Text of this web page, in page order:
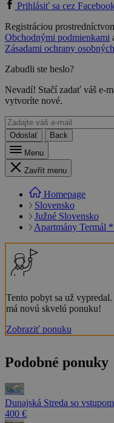
Prihlásiť sa cez
Registráciou
Obchodnými podmienkami
Zásadami ochrany
Zabudli ste heslo?
Nevadí! Stačí zadať váš e-
vytvoríte nové.
Odoslať
Back
Menu
Zavřít menu
Homepage
Slovensko
Južné Slovensko
Apartmány Termál
Tento pobyt sa už
má novú skvelú ponuku!
Zobraziť ponuku
Podobné ponuky
Dunajská Streda so
400 €